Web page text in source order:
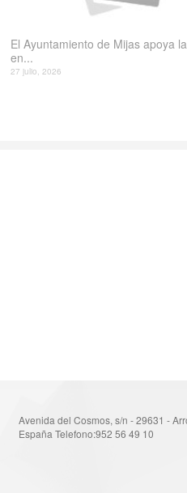
El Ayuntamiento de Mijas apoya
en...
27 julio, 2026
Avenida del Cosmos, s/n - 29631 -
España Telefono:952 56 49 10